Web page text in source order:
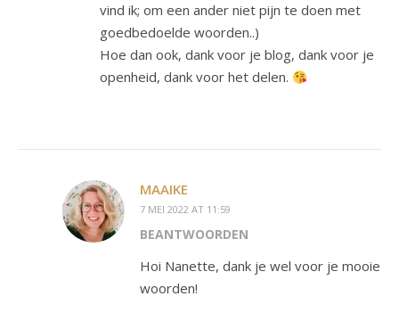
vind ik; om een ander niet pijn te doen met
goedbedoelde woorden..)
Hoe dan ook, dank voor je blog, dank voor je
openheid, dank voor het delen.
MAAIKE
7 MEI 2022 AT 11:59
BEANTWOORDEN
Hoi Nanette, dank je wel voor je mooie
woorden!